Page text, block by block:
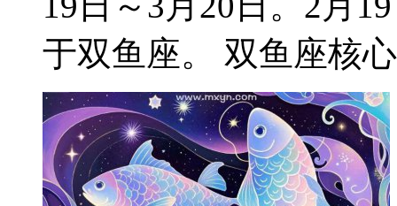
于双鱼座。 双鱼座核